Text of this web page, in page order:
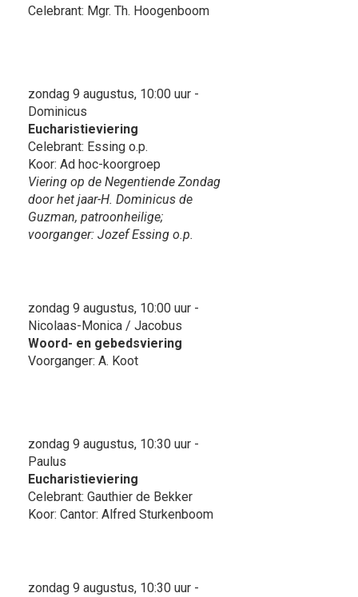
Celebrant: Mgr. Th. Hoogenboom
zondag 9 augustus, 10:00 uur -
Dominicus
Eucharistieviering
Celebrant: Essing o.p.
Koor: Ad hoc-koorgroep
Viering op de Negentiende Zondag
door het jaar-H. Dominicus de
Guzman, patroonheilige;
voorganger: Jozef Essing o.p.
zondag 9 augustus, 10:00 uur -
Nicolaas-Monica / Jacobus
Woord- en gebedsviering
Voorganger: A. Koot
zondag 9 augustus, 10:30 uur -
Paulus
Eucharistieviering
Celebrant: Gauthier de Bekker
Koor: Cantor: Alfred Sturkenboom
zondag 9 augustus, 10:30 uur -